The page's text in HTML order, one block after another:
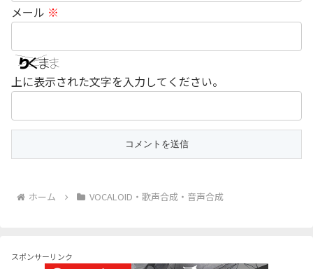
メール ※
上に表示された文字を入力してください。
ホーム VOCALOID・歌声合成・音声合成
スポンサーリンク